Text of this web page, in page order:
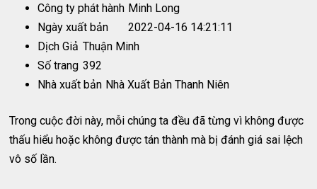
Công ty phát hành Minh Long
Ngày xuất bản
2022-04-16 14:21:11
Dịch Giả Thuận Minh
Số trang 392
Nhà xuất bản Nhà Xuất Bản Thanh Niên
Trong cuộc đời này, mỗi chúng ta đều đã từng vì không được
thấu hiểu hoặc không được tán thành mà bị đánh giá sai lệch
vô số lần.